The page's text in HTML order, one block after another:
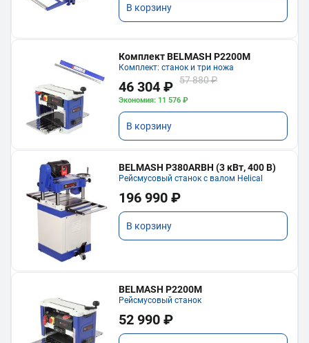
В корзину
Комплект BELMASH P2200M
Комплект: станок и три ножа
46 304 ₽ 57 880 ₽
Экономия: 11 576 ₽
В корзину
BELMASH P380ARBH (3 кВт, 400 В)
Рейсмусовый станок с валом Helical
196 990 ₽
В корзину
BELMASH P2200M
Рейсмусовый станок
52 990 ₽